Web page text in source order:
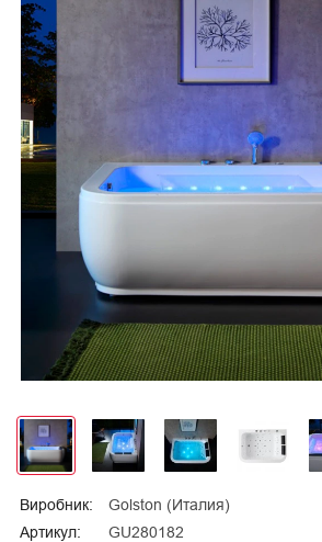
Виробник:
Golston (Италия)
Артикул:
GU280182